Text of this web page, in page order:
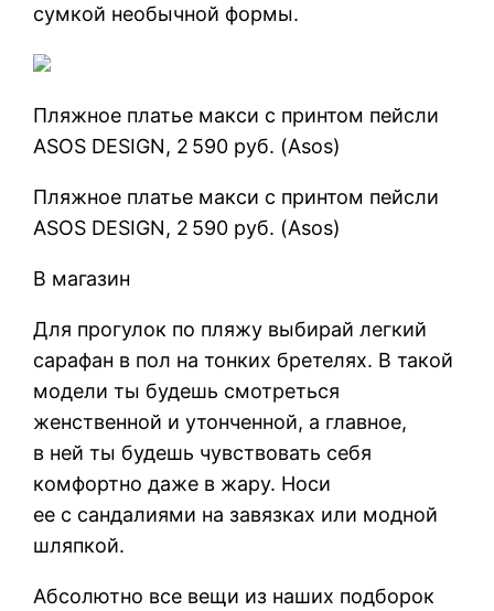
сумкой необычной формы.
Пляжное платье макси с принтом пейсли
ASOS DESIGN, 2 590 руб. (Asos)
Пляжное платье макси с принтом пейсли
ASOS DESIGN, 2 590 руб. (Asos)
В магазин
Для прогулок по пляжу выбирай легкий
сарафан в пол на тонких бретелях. В такой
модели ты будешь смотреться
женственной и утонченной, а главное,
в ней ты будешь чувствовать себя
комфортно даже в жару. Носи
ее с сандалиями на завязках или модной
шляпкой.
Абсолютно все вещи из наших подборок